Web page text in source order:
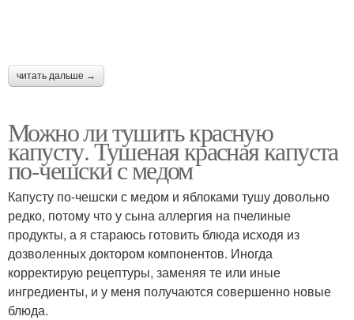
читать дальше →
Можно ли тушить красную
капусту. Тушеная красная капуста
по-чешски с медом
Капусту по-чешски с медом и яблоками тушу довольно
редко, потому что у сына аллергия на пчелиные
продукты, а я стараюсь готовить блюда исходя из
дозволенных доктором компонентов. Иногда
корректирую рецептуры, заменяя те или иные
ингредиенты, и у меня получаются совершенно новые
блюда.